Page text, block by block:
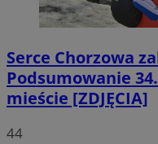
Serce Chorzowa
Podsumowanie
mieście [ZDJĘCIA]
44